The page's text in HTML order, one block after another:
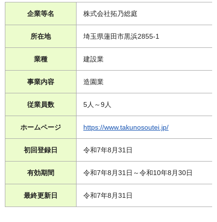
企業等名 株式会社拓乃総庭
所在地 埼玉県蓮田市黒浜2855-1
業種 建設業
事業内容 造園業
従業員数 5人～9人
ホームページ https://www.takunosoutei.jp/
初回登録日 令和7年8月31日
有効期間 令和7年8月31日～令和10年8月30日
最終更新日 令和7年8月31日